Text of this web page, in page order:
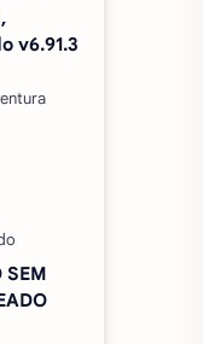
v6.91.3
SEM